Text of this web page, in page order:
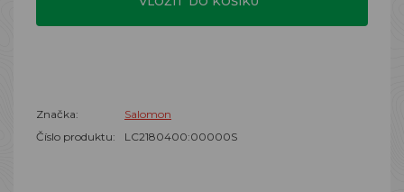
Značka:
Salomon
Číslo produktu:
LC2180400:00000S